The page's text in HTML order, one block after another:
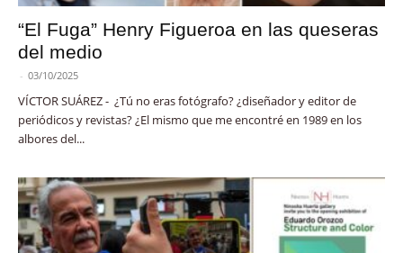
“El Fuga” Henry Figueroa en las queseras
del medio
- 03/10/2025
VÍCTOR SUÁREZ - ¿Tú no eras fotógrafo? ¿diseñador y editor de
periódicos y revistas? ¿El mismo que me encontré en 1989 en los
albores del...